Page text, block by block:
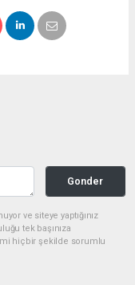
Gonder
ve siteye yaptığınız
tek başınıza
hiçbir şekilde sorumlu